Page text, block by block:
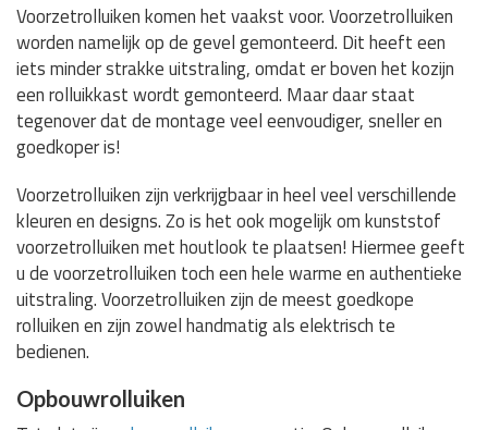
Voorzetrolluiken komen het vaakst voor. Voorzetrolluiken
worden namelijk op de gevel gemonteerd. Dit heeft een
iets minder strakke uitstraling, omdat er boven het kozijn
een rolluikkast wordt gemonteerd. Maar daar staat
tegenover dat de montage veel eenvoudiger, sneller en
goedkoper is!
Voorzetrolluiken zijn verkrijgbaar in heel veel verschillende
kleuren en designs. Zo is het ook mogelijk om kunststof
voorzetrolluiken met houtlook te plaatsen! Hiermee geeft
u de voorzetrolluiken toch een hele warme en authentieke
uitstraling. Voorzetrolluiken zijn de meest goedkope
rolluiken en zijn zowel handmatig als elektrisch te
bedienen.
Opbouwrolluiken